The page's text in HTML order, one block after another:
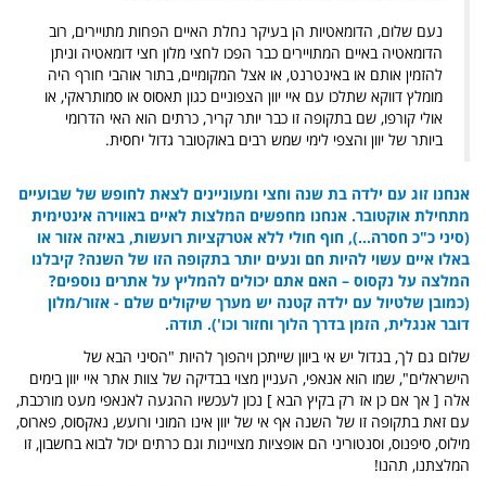
נעם שלום, הדומאטיות הן בעיקר נחלת האיים הפחות מתויירים, רוב
הדומאטיה באיים המתויירים כבר הפכו לחצי מלון חצי דומאטיה וניתן
להזמין אותם או באינטרנט, או אצל המקומיים, בתור אוהבי חורף היה
מומלץ דווקא שתלכו עם איי יוון הצפוניים כגון תאסוס או סמותראקי, או
אולי קורפו, שם בתקופה זו כבר יותר קריר, כרתים הוא האי הדרומי
ביותר של יוון והצפי לימי שמש רבים באוקטובר גדול יחסית.
אנחנו זוג עם ילדה בת שנה וחצי ומעוניינים לצאת לחופש של שבועיים
מתחילת אוקטובר. אנחנו מחפשים המלצות לאיים באווירה אינטימית
(סיני כ"כ חסרה...), חוף חולי ללא אטרקציות רועשות, באיזה אזור או
באלו איים עשוי להיות חם ונעים יותר בתקופה הזו של השנה? קיבלנו
המלצה על נקסוס – האם אתם יכולים להמליץ על אתרים נוספים?
(כמובן שלטיול עם ילדה קטנה יש מערך שיקולים שלם - אזור/מלון
דובר אנגלית, הזמן בדרך הלוך וחזור וכו'). תודה.
שלום גם לך, בגדול יש אי ביוון שייתכן ויהפוך להיות "הסיני הבא של
הישראלים", שמו הוא אנאפי, העניין מצוי בבדיקה של צוות אתר איי יוון בימים
אלה [ אך אם כן אז רק בקיץ הבא ] נכון לעכשיו ההגעה לאנאפי מעט מורכבת,
עם זאת בתקופה זו של השנה אף אי של יוון אינו המוני ורועש, נאקסוס, פארוס,
מילוס, סיפנוס, וסנטוריני הם אופציות מצויינות וגם כרתים יכול לבוא בחשבון, זו
המלצתנו, תהנו!